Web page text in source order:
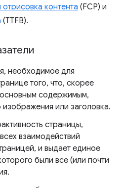
отрисовка контента (FCP) и
(TTFB).
необходимое для
того, что, скорее
основным содержимым,
изображения или заголовка.
страницы,
взаимодействий
и выдает единое
были все (или почти